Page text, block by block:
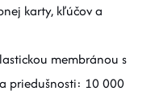
karty, kľúčov a
membránou s
priedušnosti: 10 000